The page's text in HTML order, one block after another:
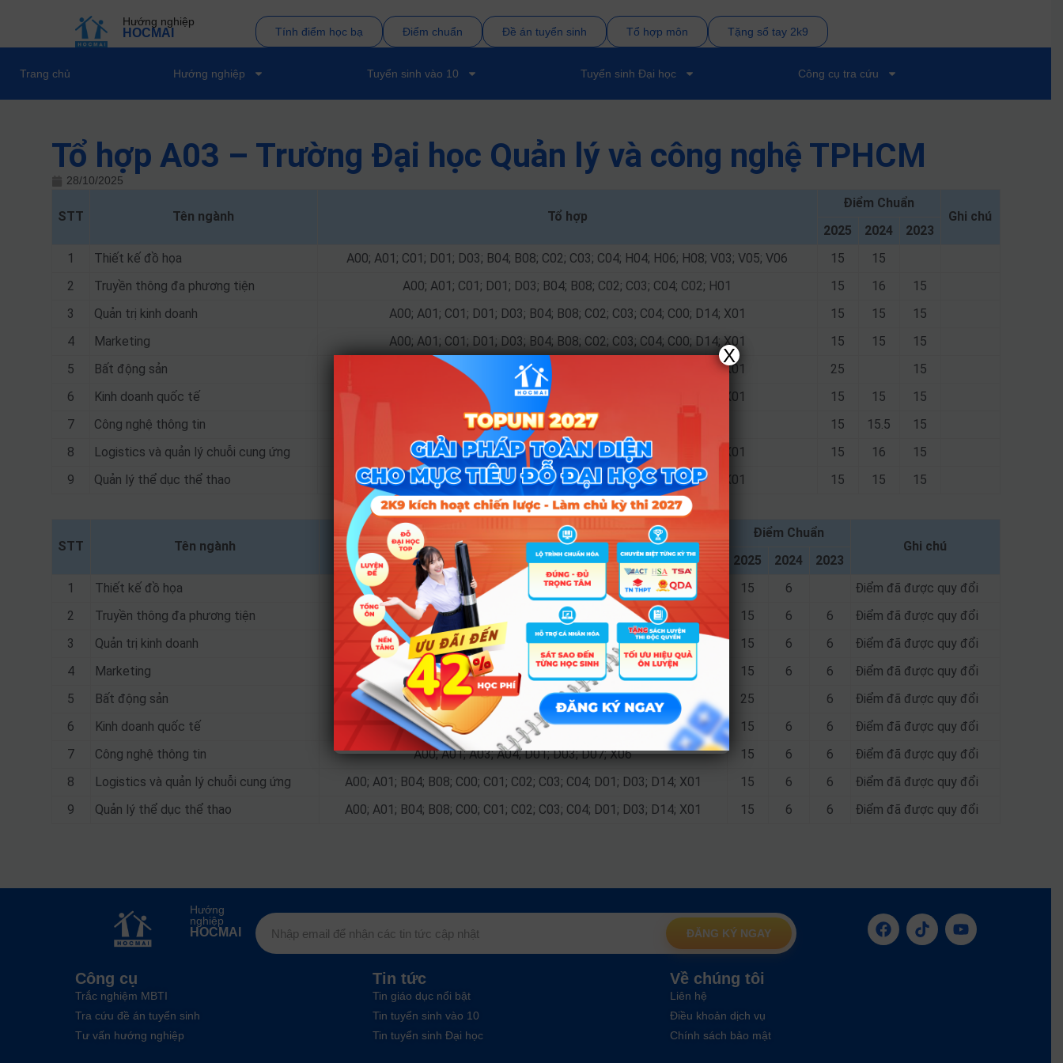
Hướng nghiệp
HOCMAI Tính điểm học bạ Điểm chuẩn Đề án tuyển sinh Tổ hợp môn Tặng sổ tay 2k9
Trang chủ Hướng nghiệp Tuyển sinh vào 10 Tuyển sinh Đại học Công cụ tra cứu
Tổ hợp A03 – Trường Đại học Quản lý và công nghệ TPHCM
28/10/2025
STT Tên ngành Tổ hợp
Điểm Chuẩn
Ghi chú
2025
2024
2023
1
Thiết kế đồ họa A00; A01; C01; D01; D03; B04; B08; C02; C03; C04; H04; H06; H08; V03; V05; V06 15
15
2
Truyền thông đa phương tiện A00; A01; C01; D01; D03; B04; B08; C02; C03; C04; C02; H01 15 16
15
3
Quản trị kinh doanh A00; A01; C01; D01; D03; B04; B08; C02; C03; C04; C00; D14; X01 15 15
15
4
Marketing A00; A01; C01; D01; D03; B04; B08; C02; C03; C04; C00; D14; X01 15 15
15
5
Bất động sản A00; A01; C01; D01; D03; B04; B08; C02; C03; C04; C00; D14; X01 25
15
6
Kinh doanh quốc tế A00; A01; C01; D01; D03; B04; B08; C02; C03; C04; C00; D14; X01 15 15
15
7
Công nghệ thông tin A00; A01; C01; D01; D03; A03; A04; D07; X06 15 15.5
15
8
Logistics và quản lý chuỗi cung ứng A00; A01; C01; D01; D03; B04; B08; C02; C03; C04; C00; D14; X01 15 16
15
9
Quản lý thể dục thể thao A00; A01; C01; D01; D03; B04; B08; C02; C03; C04; C00; D14; X01 15 15 15
STT Tên ngành Tổ hợp
Điểm Chuẩn
Ghi chú
2025
2024
2023
1
Thiết kế đồ họa A00; A01; C01; C02; C03; C04; D01; D03 15 6
Điểm đã được quy đổi
2
Truyền thông đa phương tiện A00; A01; C00; C01; C02; C03; C04; D01; D03; H01 15 6 6
Điểm đã được quy đổi
3
Quản trị kinh doanh A00; A01; C00; C01; C02; C03; C04; D01; D03; X01 15 6 6
Điểm đã được quy đổi
4
Marketing A00; A01; B04; B08; C00; C01; C02; C03; C04; D01; D03; D14; X01 15 6 6
Điểm đã được quy đổi
5
Bất động sản A00; A01; B04; B08; C00; C01; C02; C03; C04; D01; D03; D14; X01 25 6
Điểm đã được quy đổi
6
Kinh doanh quốc tế A00; A01; B04; B08; C00; C01; C02; C03; C04; D01; D03; D14; X01 15 6 6
Điểm đã được quy đổi
7
Công nghệ thông tin A00; A01; A03; A04; D01; D03; D07; X06 15 6 6
Điểm đã được quy đổi
8
Logistics và quản lý chuỗi cung ứng A00; A01; B04; B08; C00; C01; C02; C03; C04; D01; D03; D14; X01 15 6 6
Điểm đã được quy đổi
9
Quản lý thể dục thể thao A00; A01; B04; B08; C00; C01; C02; C03; C04; D01; D03; D14; X01 15 6 6 Điểm đã được quy đổi
Hướng
nghiệp
HOCMAI ĐĂNG KÝ NGAY
Công cụ
Trắc nghiệm MBTI
Tra cứu đề án tuyển sinh
Tư vấn hướng nghiệp
Tin tức
Tin giáo dục nổi bật
Tin tuyển sinh vào 10
Tin tuyển sinh Đại học
Về chúng tôi
Liên hệ
Điều khoản dịch vụ
Chính sách bảo mật
X